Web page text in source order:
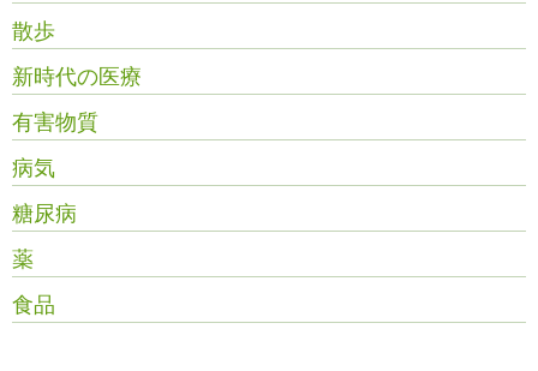
散歩
新時代の医療
有害物質
病気
糖尿病
薬
食品